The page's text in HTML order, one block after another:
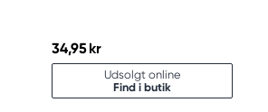
34,95 kr
Udsolgt online
Find i butik